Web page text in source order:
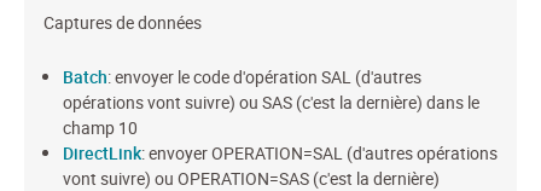
Captures de données
Batch: envoyer le code d'opération SAL (d'autres
opérations vont suivre) ou SAS (c'est la dernière) dans le
champ 10
DirectLink: envoyer OPERATION=SAL (d'autres opérations
vont suivre) ou OPERATION=SAS (c'est la dernière)